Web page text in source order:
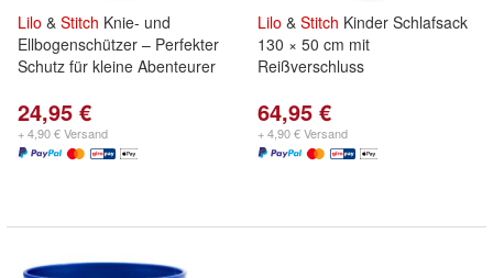
Lilo & Stitch Knie- und
Ellbogenschützer – Perfekter
Schutz für kleine Abenteurer
24,95 €
+ 4,90 € Versand
Lilo & Stitch Kinder Schlafsack
130 × 50 cm mit
Reißverschluss
64,95 €
+ 4,90 € Versand